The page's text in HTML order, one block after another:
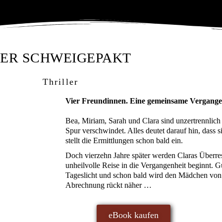
SCHWEIGEPAKT
Thriller
Vier Freundinnen. Eine gemeinsame
Bea, Miriam, Sarah und Clara sind
Spur verschwindet. Alles deutet darauf hin, dass
stellt die Ermittlungen schon bald ein.
Doch vierzehn Jahre später werden Claras
unheilvolle Reise in die Vergangenheit beginnt.
Tageslicht und schon bald wird den Mädchen
Abrechnung rückt näher …
eBook kaufen